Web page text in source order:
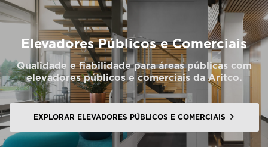
Elevadores Públicos e Comerciais
Qualidade e fiabilidade para áreas públicas com
elevadores públicos e comerciais da Aritco.
EXPLORAR ELEVADORES PÚBLICOS E COMERCIAIS